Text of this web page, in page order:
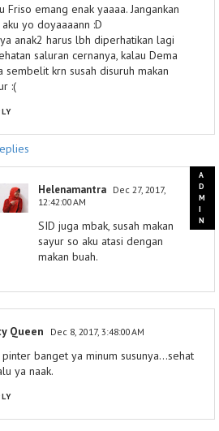
Friso emang enak yaaaa. Jangankan
yo doyaaaann :D
anak2 harus lbh diperhatikan lagi
saluran cernanya, kalau Dema
sembelit krn susah disuruh makan
:(
Helenamantra Dec 27, 2017,
12:42:00 AM
SID juga mbak, susah makan
sayur so aku atasi dengan
makan buah.
Queen Dec 8, 2017, 3:48:00 AM
pinter banget ya minum susunya...sehat
ya naak.